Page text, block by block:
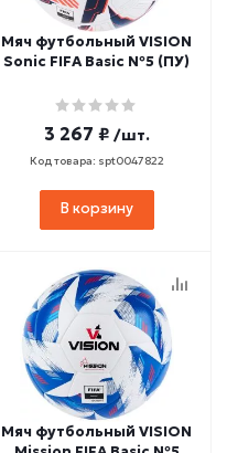
Мяч футбольный VISION
Sonic FIFA Basic №5 (ПУ)
3 267 ₽ /шт.
Код товара: spt0047822
В корзину
Мяч футбольный VISION